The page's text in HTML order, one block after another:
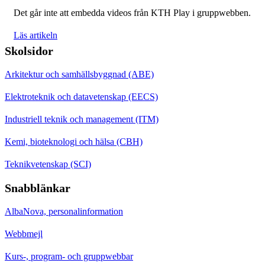
Det går inte att embedda videos från KTH Play i gruppwebben.
Läs artikeln
Skolsidor
Arkitektur och samhällsbyggnad (ABE)
Elektroteknik och datavetenskap (EECS)
Industriell teknik och management (ITM)
Kemi, bioteknologi och hälsa (CBH)
Teknikvetenskap (SCI)
Snabblänkar
AlbaNova, personalinformation
Webbmejl
Kurs-, program- och gruppwebbar